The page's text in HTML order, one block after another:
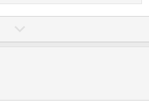
e
t